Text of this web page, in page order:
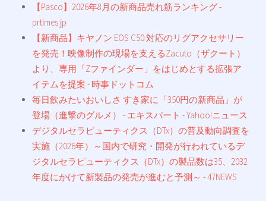
【Pasco】2026年8月の新商品売れ筋ランキング -
prtimes.jp
【新商品】キヤノン EOS C50 対応のリグアクセサリー
を発売！映像制作の現場を支えるZacuto（ザクート）
より、専用「Zファインダー」をはじめとする拡張ア
イテムを提案 - 時事ドットコム
毎日飲みたいおいしさ すき家に「350円の新商品」が
登場（進撃のグルメ） - エキスパート - Yahoo!ニュース
デジタルセラピューティクス（DTx）の普及動向調査を
実施（2026年）～国内で研究・開発が行われているデ
ジタルセラピューティクス（DTx）の製品数は35、2032
年度にかけて新製品の発売が進むと予測～ - 47NEWS